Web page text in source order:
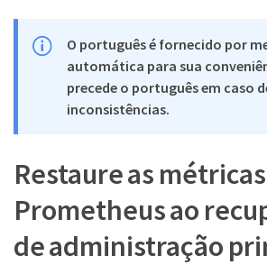
O português é fornecido por
automática para sua
precede o português em caso
inconsistências.
Restaure as
Prometheus ao
de administração